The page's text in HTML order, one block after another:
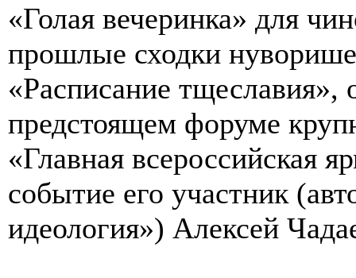
«Голая вечеринка» для
прошлые сходки
«Расписание тщеславия»,
предстоящем форуме
«Главная всероссийская
событие его участник
идеология») Алексей